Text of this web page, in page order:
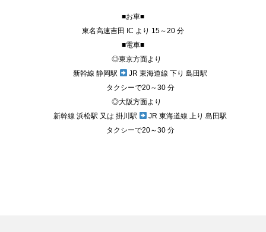
■お車■
東名高速吉田 IC より 15～20 分
■電車■
◎東京方面より
新幹線 静岡駅
JR 東海道線 下り 島田駅
タクシーで20～30 分
◎大阪方面より
新幹線 浜松駅 又は 掛川駅
JR 東海道線 上り 島田駅
タクシーで20～30 分